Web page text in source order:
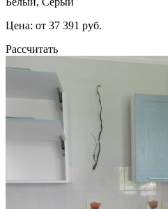
Цена: от 37 391 руб.
Рассчитать